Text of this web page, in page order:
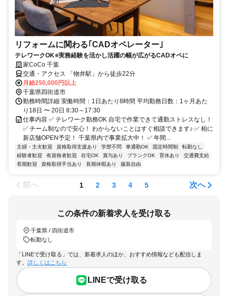
リフォームに関わる｢CADオペレーター｣
テレワークOK⭐実務経験を活かし活躍の幅が広がるCADオペに
家CoCo 千葉
交通・アクセス 「物井駅」から徒歩22分
月給250,000円以上
千葉県四街道市
勤務時間詳細 実働時間：1日あたり8時間 平均勤務日数：1ヶ月あた
り18日 〜 20日 8:30～17:30
仕事内容 ✅ テレワーク勤務OK 自宅で作業できて通勤ストレスなし！
✅ チーム制なので安心！ わからないことはすぐ相談できます♪ ✅ 柏に
新店舗OPEN予定！ 千葉県内で事業拡大中！ ✅ 年間...
主婦・主夫歓迎 資格取得支援あり 学歴不問 車通勤OK 固定時間制
転勤なし
経験者歓迎
有資格者歓迎 在宅OK 賞与あり ブランクOK 育休あり
交通費支給
長期歓迎
資格取得手当あり 長期休暇あり 服装自由
前へ 1 2 3 4 5 次へ
この条件の新着求人を受け取る
千葉県 / 四街道市
転勤なし
「LINEで受け取る」では、新着求人のほか、おすすめ情報なども配信しま
す。 詳しくはこちら
LINEで受け取る